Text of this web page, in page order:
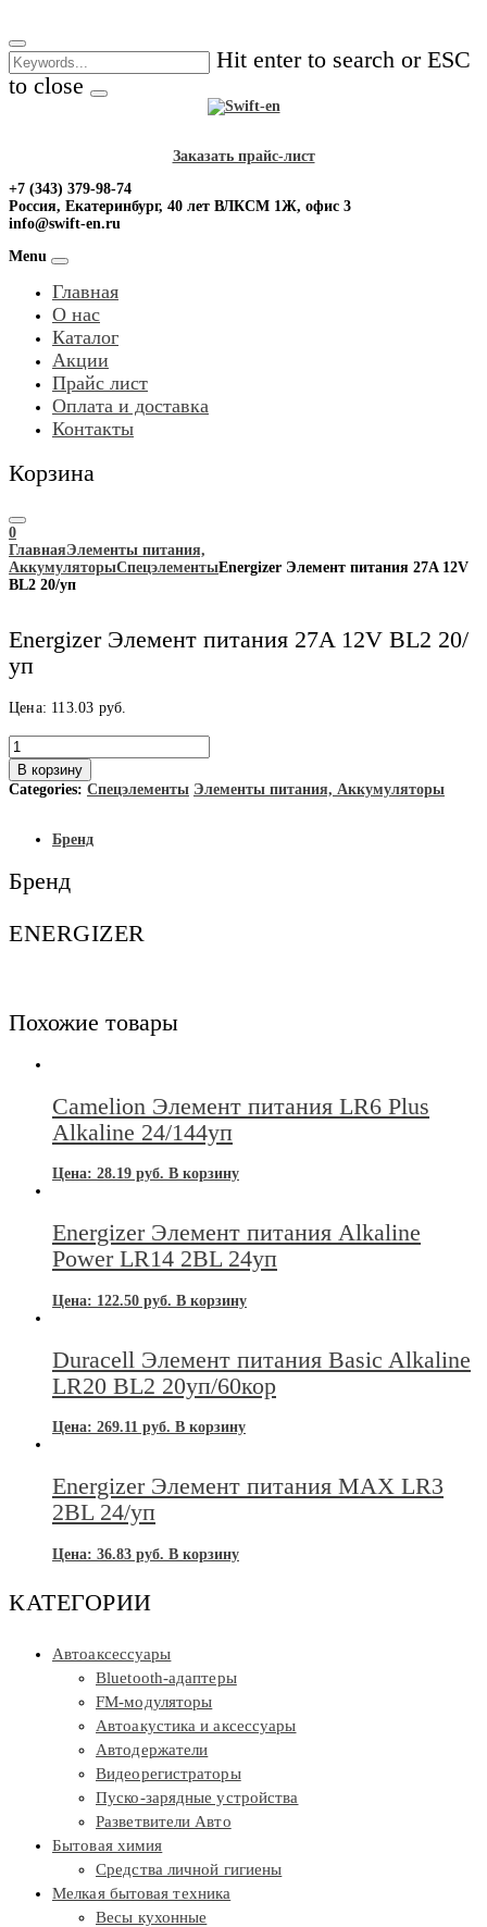
to
content
Hit enter to search or ESC
to close
Заказать прайс-лист
+7 (343) 379-98-74
Россия, Екатеринбург, 40 лет ВЛКСМ 1Ж, офис 3
info@swift-en.ru
Menu
Главная
О нас
Каталог
Акции
Прайс лист
Оплата и доставка
Контакты
Корзина
0
ГлавнаяЭлементы питания,
АккумуляторыСпецэлементыEnergizer Элемент питания 27A 12V
BL2 20/уп
Energizer Элемент питания 27A 12V BL2 20/
уп
Цена: 113.03 руб.
Количество
товара
Energizer
Элемент
20/
уп
В корзину
Categories: Спецэлементы Элементы питания, Аккумуляторы
Бренд
Бренд
ENERGIZER
Похожие товары
Camelion Элемент питания LR6 Plus
Alkaline 24/144уп
Цена: 28.19 руб. В корзину
Energizer Элемент питания Alkaline
Power LR14 2BL 24уп
Цена: 122.50 руб. В корзину
Duracell Элемент питания Basic Alkaline
LR20 BL2 20уп/60кор
Цена: 269.11 руб. В корзину
Energizer Элемент питания MAX LR3
2BL 24/уп
Цена: 36.83 руб. В корзину
КАТЕГОРИИ
Автоаксессуары
Bluetooth-адаптеры
FM-модуляторы
Автоакустика и аксессуары
Автодержатели
Видеорегистраторы
Пуско-зарядные устройства
Разветвители Авто
Бытовая химия
Средства личной гигиены
Мелкая бытовая техника
Весы кухонные